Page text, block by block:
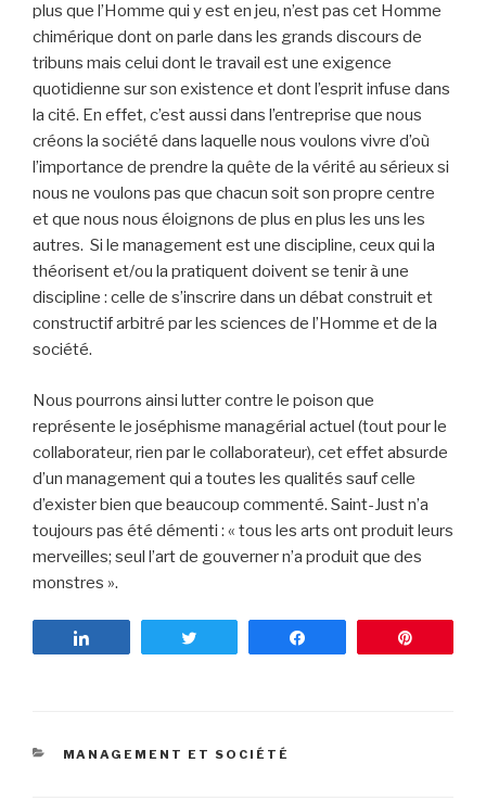
plus que l’Homme qui y est en jeu, n’est pas cet Homme
chimérique dont on parle dans les grands discours de
tribuns mais celui dont le travail est une exigence
quotidienne sur son existence et dont l’esprit infuse dans
la cité. En effet, c’est aussi dans l’entreprise que nous
créons la société dans laquelle nous voulons vivre d’où
l’importance de prendre la quête de la vérité au sérieux si
nous ne voulons pas que chacun soit son propre centre
et que nous nous éloignons de plus en plus les uns les
autres. Si le management est une discipline, ceux qui la
théorisent et/ou la pratiquent doivent se tenir à une
discipline : celle de s’inscrire dans un débat construit et
constructif arbitré par les sciences de l’Homme et de la
société.
Nous pourrons ainsi lutter contre le poison que
représente le joséphisme managérial actuel (tout pour le
collaborateur, rien par le collaborateur), cet effet absurde
d’un management qui a toutes les qualités sauf celle
d’exister bien que beaucoup commenté. Saint-Just n’a
toujours pas été démenti : « tous les arts ont produit leurs
merveilles; seul l’art de gouverner n’a produit que des
monstres ».
CATÉGORIES
MANAGEMENT ET SOCIÉTÉ